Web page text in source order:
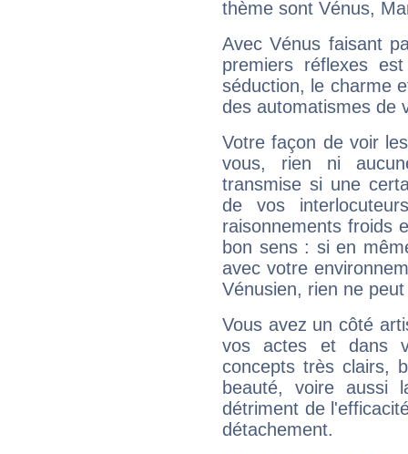
thème sont Vénus,
Avec Vénus faisant
premiers réflexes
séduction, le charme
des automatismes de
Votre façon de voir
vous, rien ni
transmise si une
de vos
raisonnements froids
bon sens : si en
avec votre
Vénusien, rien ne
Vous avez un côté
vos actes et dans
concepts très clairs,
beauté, voire aussi
détriment de
détachement.